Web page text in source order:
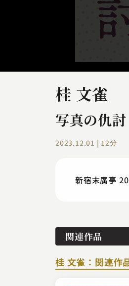
桂 文雀
写真の仇討
2023.12.01 | 12分
新宿末廣亭
関連作品
桂 文雀：関連作